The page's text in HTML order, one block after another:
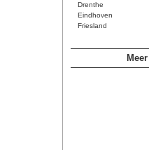
Drenthe
Eindhoven
Friesland